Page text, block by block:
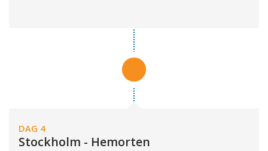
DAG 4
Stockholm - Hemorten